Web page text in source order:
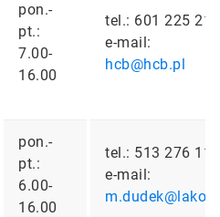
pon.-
pt.:
7.00-
16.00
tel.: 601 225 213
e-mail:
hcb@hcb.pl
pon.-
pt.:
6.00-
16.00
tel.: 513 276 110
e-mail: